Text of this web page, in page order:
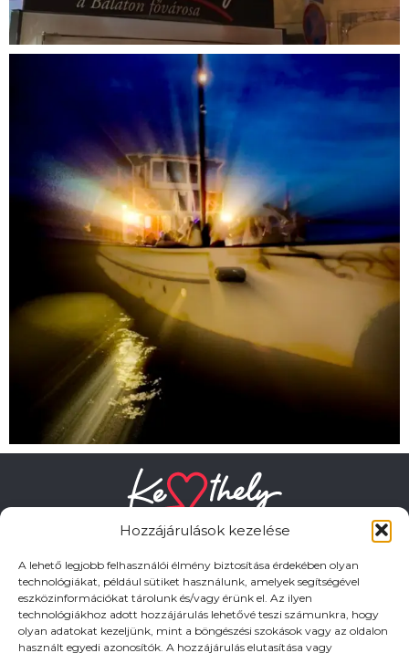
Hozzájárulások kezelése
A lehető legjobb felhasználói élmény biztosítása érdekében olyan
technológiákat, például sütiket használunk, amelyek segítségével
eszközinformációkat tárolunk és/vagy érünk el. Az ilyen
technológiákhoz adott hozzájárulás lehetővé teszi számunkra, hogy
olyan adatokat kezeljünk, mint a böngészési szokások vagy az oldalon
használt egyedi azonosítók. A hozzájárulás elutasítása vagy
HASZNOS LINKEK